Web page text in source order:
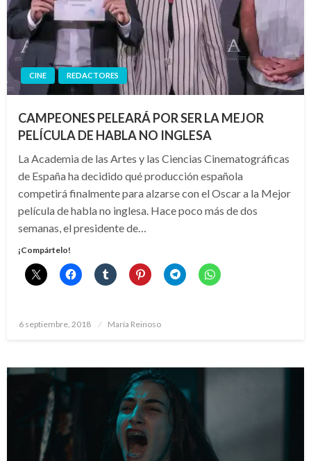
CINE REDACTORES
CAMPEONES PELEARÁ POR SER LA MEJOR
PELÍCULA DE HABLA NO INGLESA
La Academia de las Artes y las Ciencias Cinematográficas
de España ha decidido qué producción española
competirá finalmente para alzarse con el Oscar a la Mejor
película de habla no inglesa. Hace poco más de dos
semanas, el presidente de…
¡Compártelo!
Publicado
6 septiembre, 2018 María Reinoso